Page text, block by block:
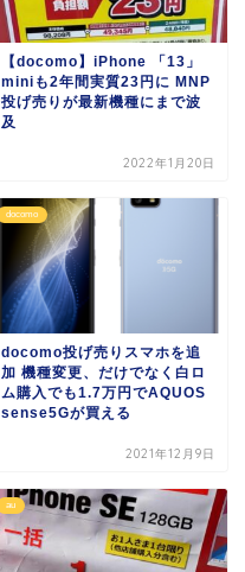
【docomo】iPhone 「13」
miniも2年間実質23円に MNP
投げ売りが最新機種にまで波
及
2022年1月20日
docomo
docomo投げ売りスマホを追
加 機種変更、だけでなく白ロ
ム購入でも1.7万円でAQUOS
sense5Gが買える
2021年12月9日
au